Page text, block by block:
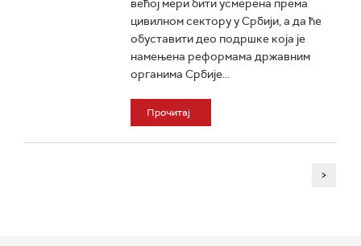
већој мери бити усмерена према
цивилном сектору у Србији, а да ће
обуставити део подршке која је
намењена реформама државним
органима Србије...
Прочитај
>